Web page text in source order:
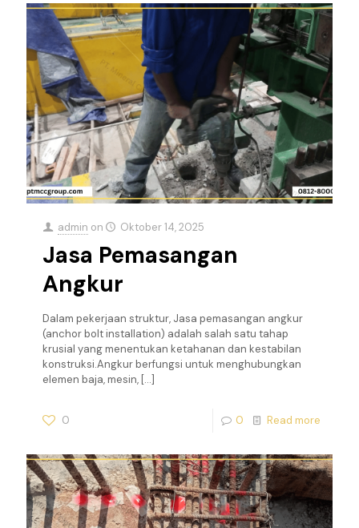
admin on Oktober 14, 2025
Jasa Pemasangan
Angkur
Dalam pekerjaan struktur, Jasa pemasangan angkur
(anchor bolt installation) adalah salah satu tahap
krusial yang menentukan ketahanan dan kestabilan
konstruksi.Angkur berfungsi untuk menghubungkan
elemen baja, mesin, […]
0 0 Read more